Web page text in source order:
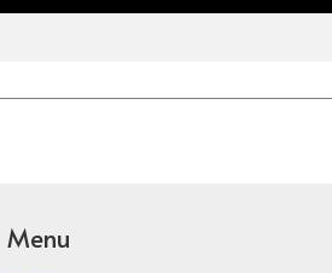
Menu